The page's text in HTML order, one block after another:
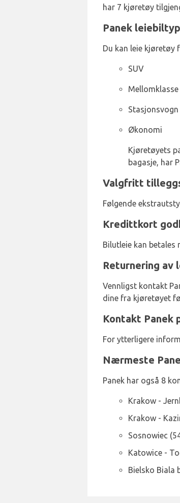
har 7 kjøretøy
Panek
Du kan leie kjøretøy
SUV
Mellomklasse
Stasjonsvogn
Økonomi
Kjøretøyets
bagasje, har
Valgfritt
Følgende
Kredittkort
Bilutleie kan betales
Returnering av
Vennligst kontakt
dine fra kjøretøyet
Kontakt Panek
For ytterligere
Nærmeste
Panek har også 8
Krakow -
Krakow -
Sosnowiec
Katowice -
Bielsko Biala